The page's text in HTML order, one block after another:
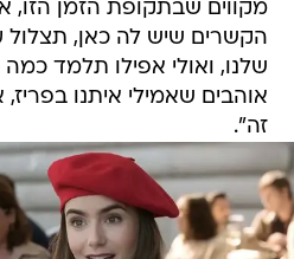
מקווים שבתקופת הזמן הזו,
הקשרים שיש לה כאן, תצלול
שלנו, ואולי אפילו תלמד
אוהבים שאמילי איתנו
זה".